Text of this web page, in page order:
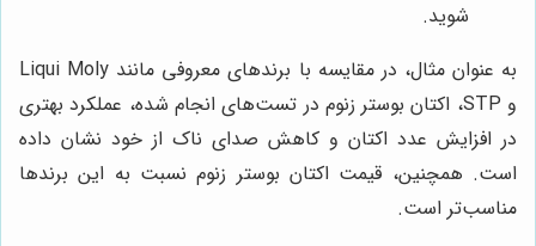
شوید.
به عنوان مثال، در مقایسه با برندهای معروفی مانند Liqui Moly
و STP، اکتان بوستر زنوم در تست‌های انجام شده، عملکرد بهتری
در افزایش عدد اکتان و کاهش صدای ناک از خود نشان داده
است. همچنین، قیمت اکتان بوستر زنوم نسبت به این برندها
مناسب‌تر است.